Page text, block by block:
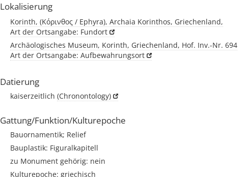
Lokalisierung
Korinth, (Κόρινθος / Ephyra), Archaia Korinthos, Griechenland,
Art der Ortsangabe: Fundort
Archäologisches Museum, Korinth, Griechenland, Hof. Inv.-Nr. 694
Art der Ortsangabe: Aufbewahrungsort
Datierung
kaiserzeitlich (Chronontology)
Gattung/Funktion/Kulturepoche
Bauornamentik; Relief
Bauplastik: Figuralkapitell
zu Monument gehörig: nein
Kulturepoche: griechisch